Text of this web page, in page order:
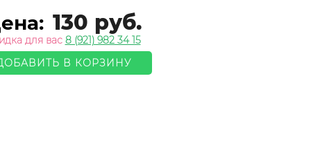
130 руб.
для вас 8 (921) 982 34 15
В КОРЗИНУ